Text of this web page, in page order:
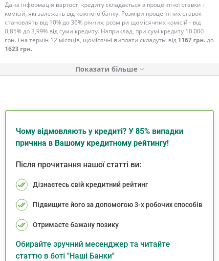
Дана інформація вартості кредиту складається з процентної ставки і
комісій, які залежать від кожного банку. Розміри процентних ставок
становлять від 10% до 36% річних; розміри щомісячних комісій - від
0,85% до 3,99% від суми кредиту. Наприклад, при сумі кредиту 10 000
грн. і на термін 12 місяців, щомісячні виплати складуть: від 1167 грн.до
1623 грн.
Показати
Чому відмовляють у кредиті? У 85% випадки
причина в Вашому кредитному рейтингу!
Після прочитання нашої статті ви:
Дізнаєтесь свій кредитний рейтинг
Підвищите його за допомогою 3-х робочих способів
Отримаєте бажану позику
Обирайте зручний месенджер та читайте
статтю в боті "Наші Банки"